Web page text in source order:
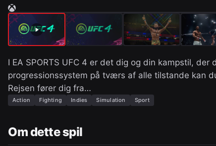
I EA SPORTS UFC 4 er det dig og din kampstil,
progressionssystem på tværs af alle tilstande kan
Rejsen fører dig fra…
Action Fighting Indies Simulation Sport
Om dette spil